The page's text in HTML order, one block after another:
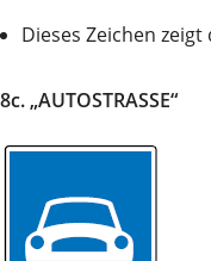
Dieses Zeichen
8c. „AUTOSTRASSE“